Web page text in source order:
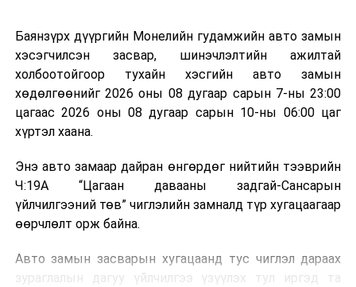
болон дулааны эрчим хүч үйлдвэрлэхэд ашиглаж
болдог. Зарим технологийн хувьд шаталтын дараа
үлдэх үнснээс фосфор зэрэг ашигт эрдсийг сэргээн
авах боломжтой аж.
байна. Тухайлбал, Германд лаг шатаах үйлдвэрээс
гарсан үнснээс фосфор сэргээн авах технологи
ашигладаг бол Нидерландад төвлөрсөн лаг
боловсруулах үйлдвэрүүдээр дулаан, цахилгаан
Ийнхүү лаг хатаах, шатаах технологийг лагийн
Баянзүрх дүүргийн Монелийн гудамжийн авто замын
хэсэгчилсэн засвар, шинэчлэлтийн ажилтай
холбоотойгоор тухайн хэсгийн авто замын
хөдөлгөөнийг 2026 оны 08 дугаар сарын 7-ны 23:00
цагаас 2026 оны 08 дугаар сарын 10-ны 06:00 цаг
хүртэл хаана.
Энэ авто замаар дайран өнгөрдөг нийтийн тээврийн
Ч:19А “Цагаан давааны задгай-Сансарын
үйлчилгээний төв” чиглэлийн замналд түр хугацаагаар
өөрчлөлт орж байна.
Авто замын засварын хугацаанд тус чиглэл дараах
зураглалын дагуу үйлчилгээ үзүүлэх тул иргэд та